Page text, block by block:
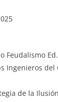
Feudalismo Ed.
Ingenieros del
de la